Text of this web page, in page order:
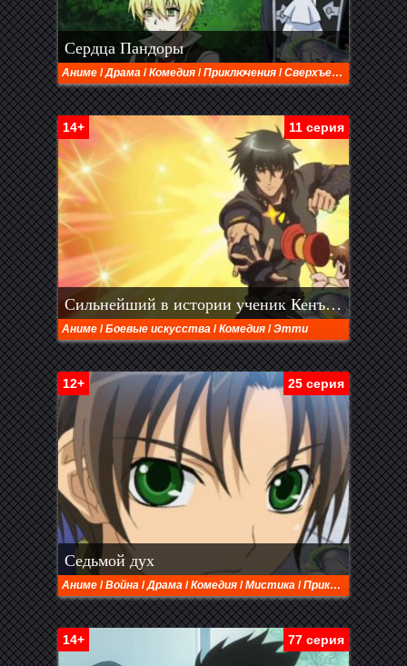
Сердца Пандоры
Аниме /Драма /Комедия /Приключения /Сверхъестественное
11 серия
14+
Сильнейший в истории ученик Кенъити ОВА
Аниме /Боевые искусства /Комедия /Этти
25 серия
12+
Седьмой дух
Аниме /Война /Драма /Комедия /Мистика /Приключения
77 серия
14+